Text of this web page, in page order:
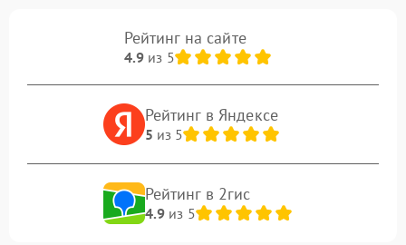
Рейтинг на сайте
4.9из 5
Рейтинг в Яндексе
5 из 5
Рейтинг в 2гис
4.9из 5